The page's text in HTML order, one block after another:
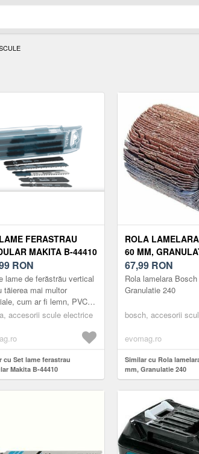
FERASTRAU
MAKITA B-44410
RON
lame de ferăstrău vertical
tăierea mai multor
cum ar fi lemn, PVC,
metal și oțel inoxidabil.
accesorii scule electrice
cu Set lame ferastrau
Makita B-44410
ROLA
60 MM,
67,99 RON
Rola lamelara
Granulatie 240
bosch, accesorii
evomag.ro
Similar cu Rola
mm, Granulatie 240